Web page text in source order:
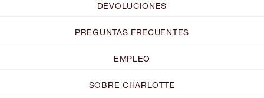
DEVOLUCIONES
PREGUNTAS FRECUENTES
EMPLEO
SOBRE CHARLOTTE